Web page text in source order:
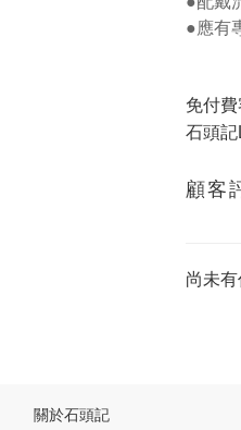
●應有
免付
石頭
顧客
尚未
關於石頭記